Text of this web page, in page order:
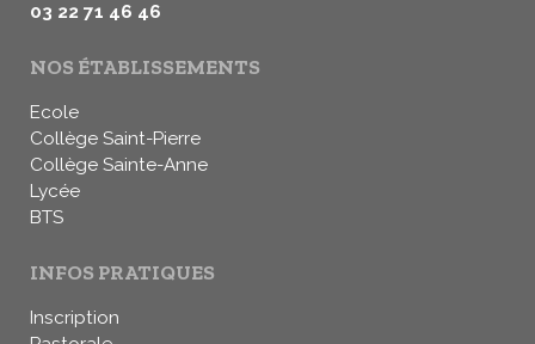
03 22 71 46 46
NOS ÉTABLISSEMENTS
Ecole
Collège Saint-Pierre
Collège Sainte-Anne
Lycée
BTS
INFOS PRATIQUES
Inscription